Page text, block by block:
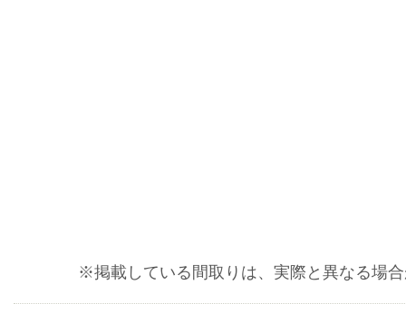
※掲載している間取りは、実際と異なる場